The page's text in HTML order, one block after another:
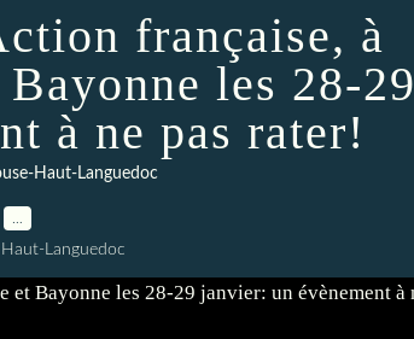
française, à
les 28-29
à ne pas rater!
Haut-Languedoc
Languedoc